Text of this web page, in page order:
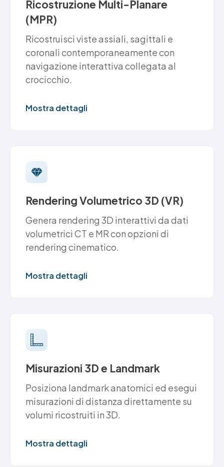
Ricostruzione Multi-Planare
(MPR)
Ricostruisci viste assiali, sagittali e
coronali contemporaneamente con
navigazione interattiva collegata al
crocicchio.
Mostra dettagli
Rendering Volumetrico 3D (VR)
Genera rendering 3D interattivi da dati
volumetrici CT e MR con opzioni di
rendering cinematico.
Mostra dettagli
Misurazioni 3D e Landmark
Posiziona landmark anatomici ed esegui
misurazioni di distanza direttamente su
volumi ricostruiti in 3D.
Mostra dettagli